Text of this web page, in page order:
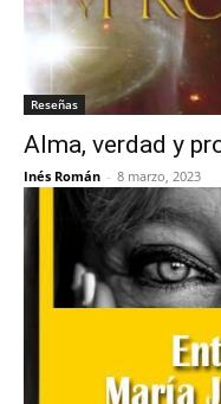
Reseñas
Alma, verdad y
Inés Román - 8 marzo, 2023